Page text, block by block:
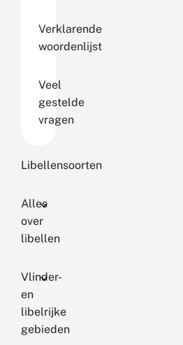
Verklarende
woordenlijst
Veel
gestelde
vragen
Libellensoorten
Alles
over
libellen
Vlinder-
en
libelrijke
gebieden